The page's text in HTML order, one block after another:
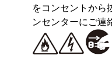
をコンセントから
ンセンターにご連